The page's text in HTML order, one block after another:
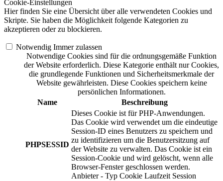
Cookie-Einstellungen
Hier finden Sie eine Übersicht über alle verwendeten Cookies und
Skripte. Sie haben die Möglichkeit folgende Kategorien zu
akzeptieren oder zu blockieren.
Notwendig Immer zulassen
Notwendige Cookies sind für die ordnungsgemäße Funktion
der Website erforderlich. Diese Kategorie enthält nur Cookies,
die grundlegende Funktionen und Sicherheitsmerkmale der
Website gewährleisten. Diese Cookies speichern keine
persönlichen Informationen.
Name
Beschreibung
PHPSESSID
Dieses Cookie ist für PHP-Anwendungen.
Das Cookie wird verwendet um die eindeutige
Session-ID eines Benutzers zu speichern und
zu identifizieren um die Benutzersitzung auf
der Website zu verwalten. Das Cookie ist ein
Session-Cookie und wird gelöscht, wenn alle
Browser-Fenster geschlossen werden.
Anbieter - Typ Cookie Laufzeit Session